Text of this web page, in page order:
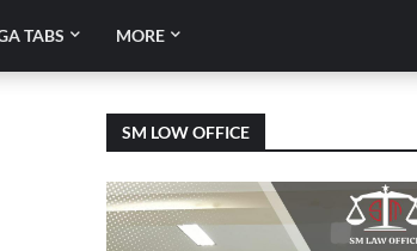
TABS MORE
SM LOW OFFICE